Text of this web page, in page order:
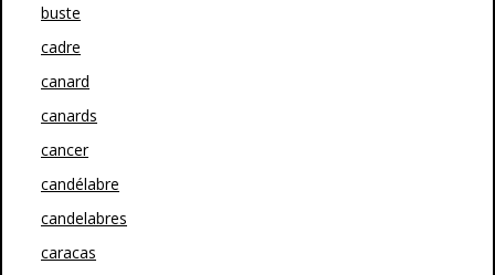
buste
cadre
canard
canards
cancer
candélabre
candelabres
caracas